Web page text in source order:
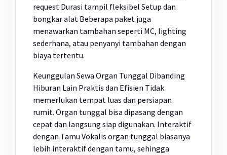
request Durasi tampil fleksibel Setup dan
bongkar alat Beberapa paket juga
menawarkan tambahan seperti MC, lighting
sederhana, atau penyanyi tambahan dengan
biaya tertentu.
Keunggulan Sewa Organ Tunggal Dibanding
Hiburan Lain Praktis dan Efisien Tidak
memerlukan tempat luas dan persiapan
rumit. Organ tunggal bisa dipasang dengan
cepat dan langsung siap digunakan. Interaktif
dengan Tamu Vokalis organ tunggal biasanya
lebih interaktif dengan tamu, sehingga